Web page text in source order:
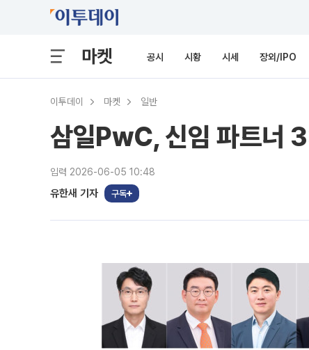
마켓 공시 시황 시세 장외/IPO
이투데이 마켓 일반
삼일PwC, 신임 파트너
입력 2026-06-05 10:48
유한새 기자 구독